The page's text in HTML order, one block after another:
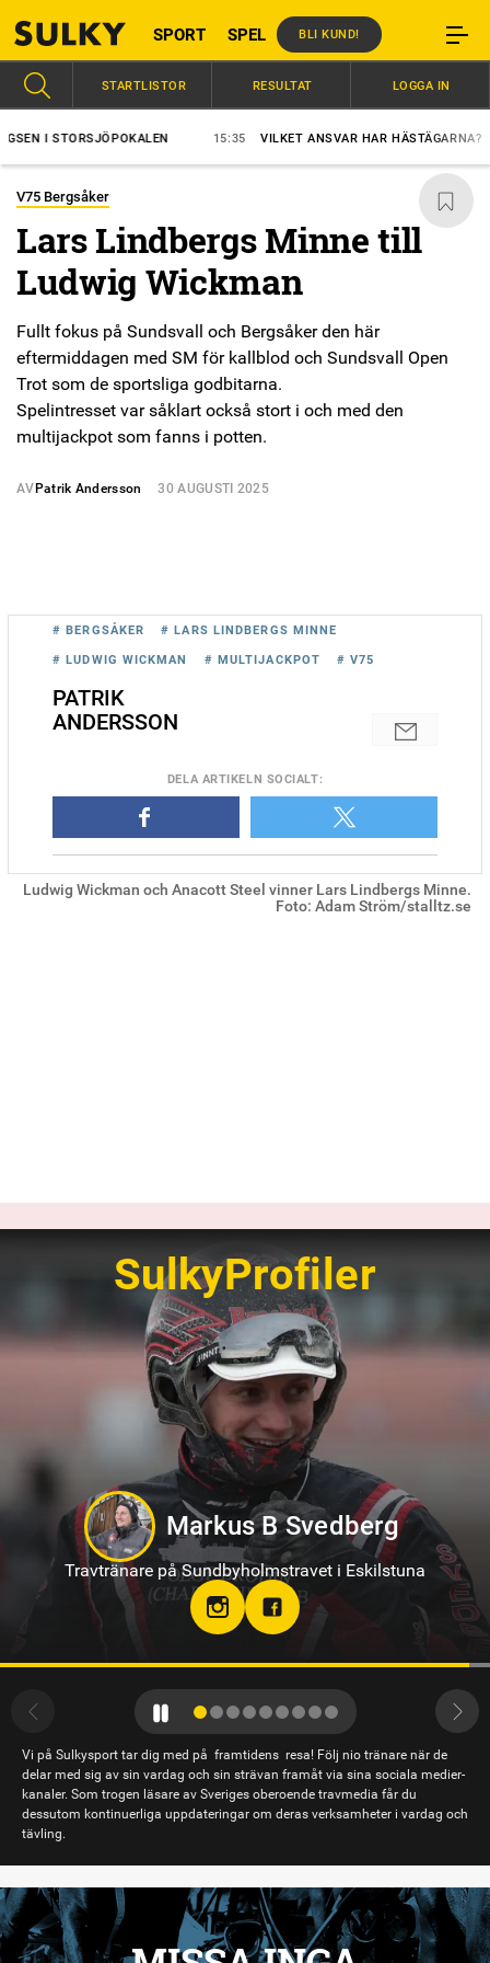
SPORT SPEL BLI KUND!
STORSJÖPOKALEN 15:35 VILKET ANSVAR HAR HÄSTÄGARNA?
STARTLISTOR RESULTAT LOGGA IN
V75 Bergsåker
Lars Lindbergs Minne till
Ludwig Wickman
Fullt fokus på Sundsvall och Bergsåker den här
eftermiddagen med SM för kallblod och Sundsvall Open
Trot som de sportsliga godbitarna.
Spelintresset var såklart också stort i och med den
multijackpot som fanns i potten.
AV Patrik Andersson 30 AUGUSTI 2025
Ludwig Wickman och Anacott Steel vinner Lars Lindbergs Minne.
Foto: Adam Ström/stalltz.se
# BERGSÅKER # LARS LINDBERGS MINNE
# LUDWIG WICKMAN # MULTIJACKPOT # V75
PATRIK
ANDERSSON
DELA ARTIKELN SOCIALT:
SulkyProfiler
Tamara Skutnabb
Travtränare på Bergsåker
Vi på Sulkysport tar dig med på framtidens resa! Följ nio tränare när de
delar med sig av sin vardag och sin strävan framåt via sina sociala medier-
kanaler. Som trogen läsare av Sveriges oberoende travmedia får du
dessutom kontinuerliga uppdateringar om deras verksamheter i vardag och
tävling.